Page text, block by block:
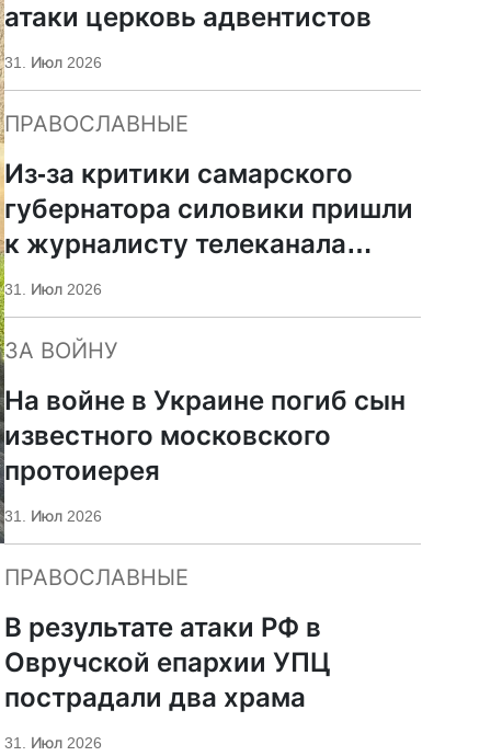
атаки церковь адвентистов
31. Июл 2026
ПРАВОСЛАВНЫЕ
Из-за критики самарского
губернатора силовики пришли
к журналисту телеканала
«Царьград»
31. Июл 2026
ЗА ВОЙНУ
На войне в Украине погиб сын
известного московского
протоиерея
31. Июл 2026
ПРАВОСЛАВНЫЕ
В результате атаки РФ в
Овручской епархии УПЦ
пострадали два храма
31. Июл 2026